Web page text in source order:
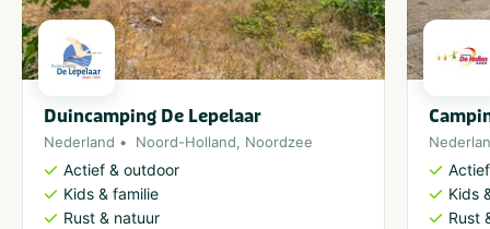
Duincamping De Lepelaar
Nederland Noord-Holland, Noordzee
Actief & outdoor
Kids & familie
Rust & natuur
Kids
Rust